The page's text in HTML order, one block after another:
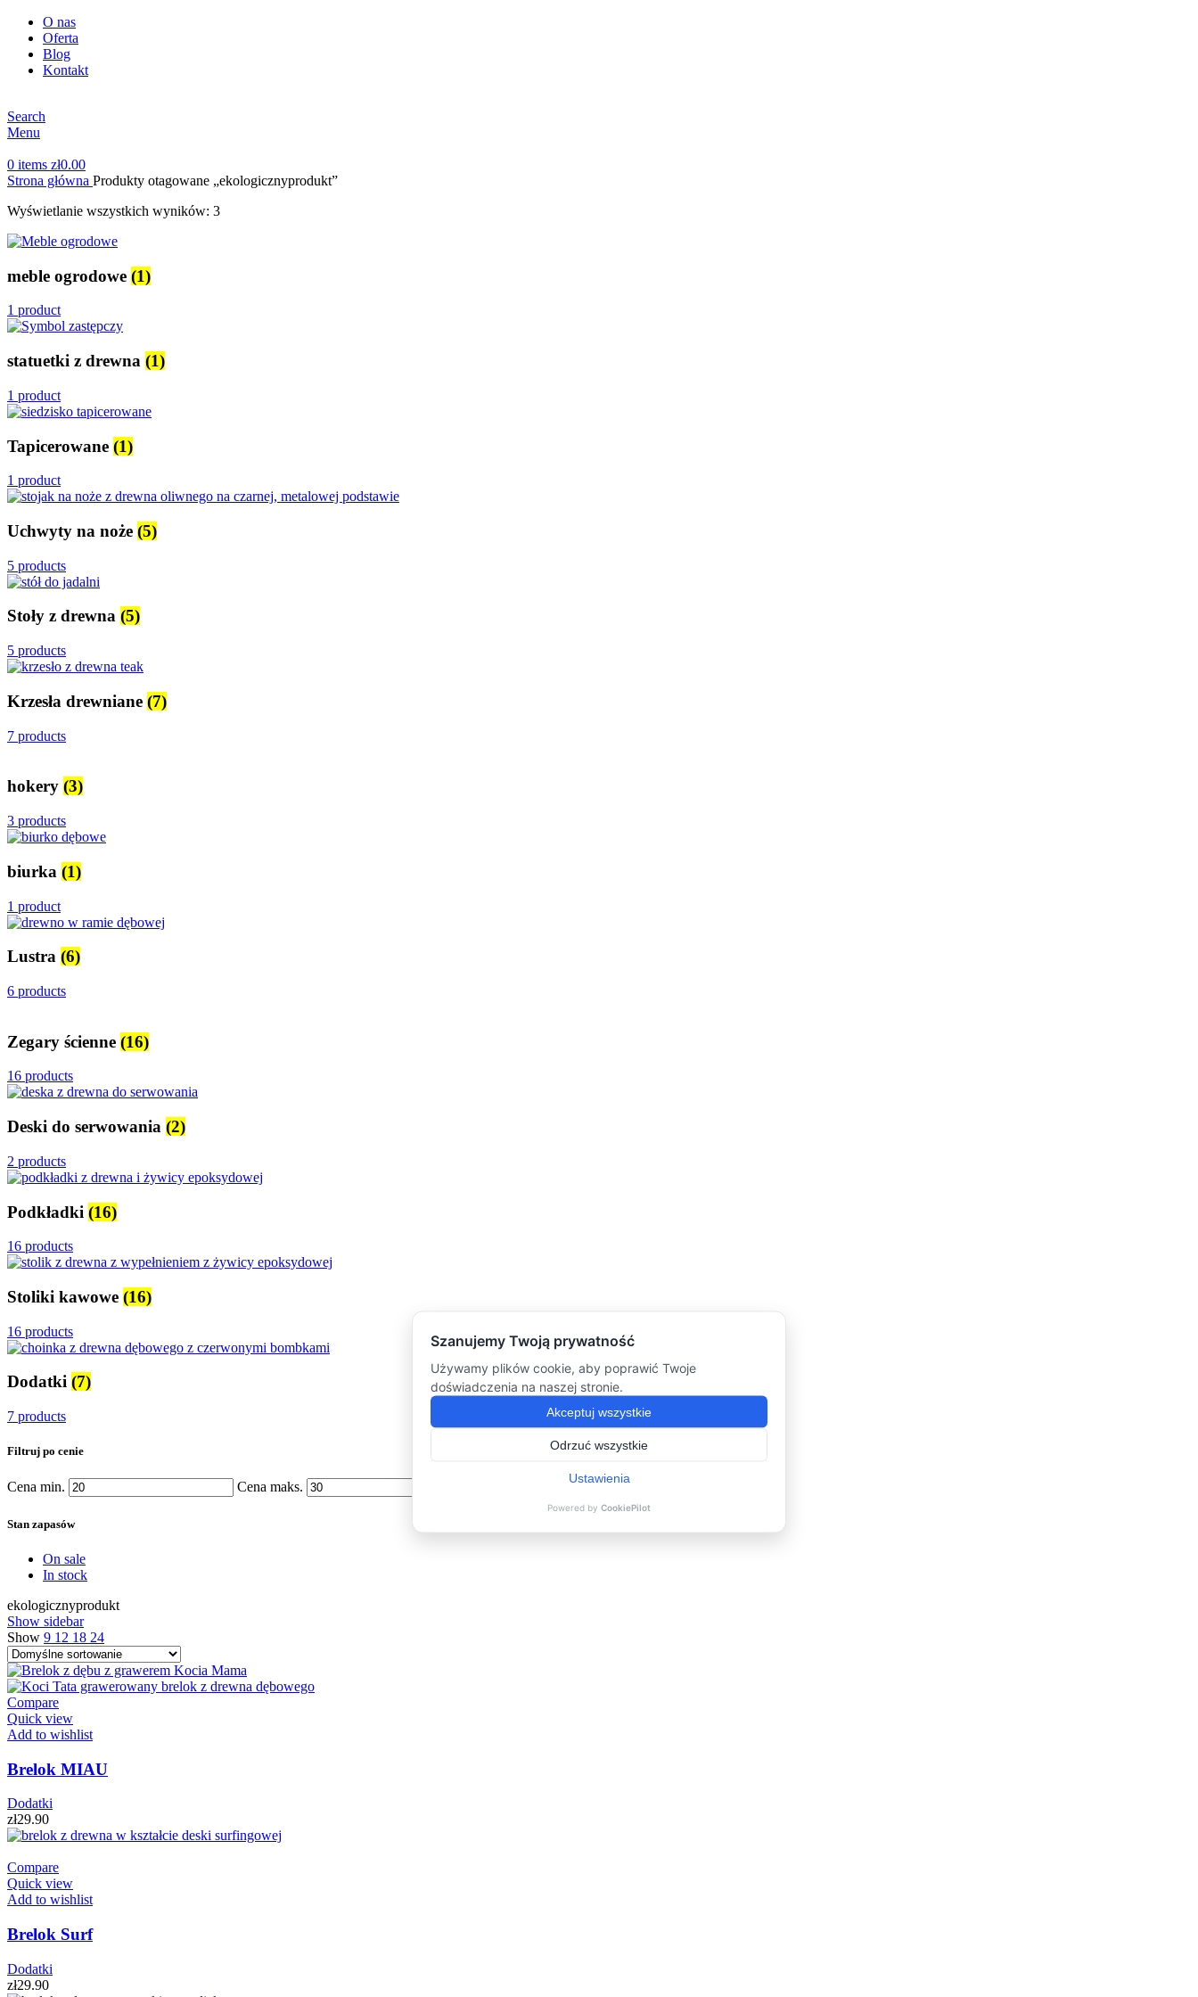
O nas
Oferta
Blog
Kontakt
Search
Menu
0 items zł0.00
Strona główna Produkty otagowane „ekologicznyprodukt”
Wyświetlanie wszystkich wyników: 3
meble ogrodowe (1)
1 product
statuetki z drewna (1)
1 product
Tapicerowane (1)
1 product
Uchwyty na noże (5)
5 products
Stoły z drewna (5)
5 products
Krzesła drewniane (7)
7 products
hokery (3)
3 products
biurka (1)
1 product
Lustra (6)
6 products
Zegary ścienne (16)
16 products
Deski do serwowania (2)
2 products
Podkładki (16)
16 products
Stoliki kawowe (16)
16 products
Dodatki (7)
7 products
Filtruj po cenie
Cena min. Cena maks.
Stan zapasów
On sale
In stock
ekologicznyprodukt
Show sidebar
Show 9 12 18 24
Compare
Quick view
Add to wishlist
Brelok MIAU
Dodatki
zł29.90
Compare
Quick view
Add to wishlist
Brelok Surf
Dodatki
zł29.90